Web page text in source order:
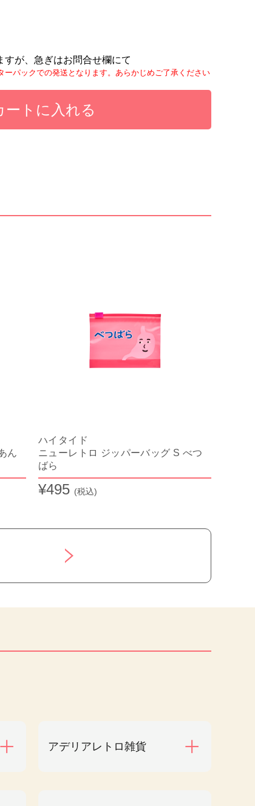
すが、急ぎはお問合せ欄にて
ーパックでの発送となります。あらかじめご了承ください
ートに入れる
ん
ハイタイド
ニューレトロ ジッパーバッグ S べつ
ばら
¥495 (税込)
アデリアレトロ雑貨